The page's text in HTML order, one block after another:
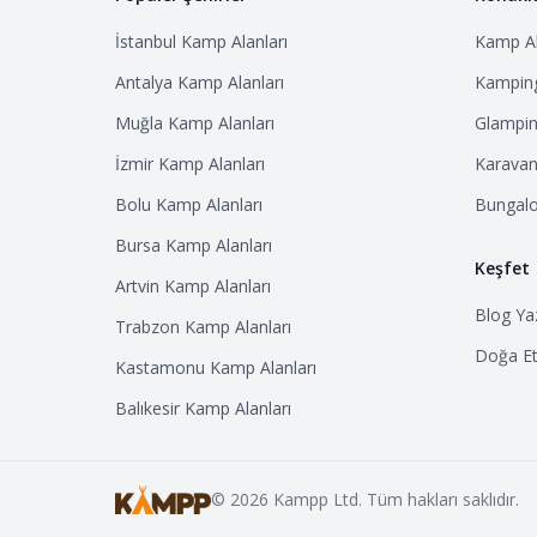
İstanbul Kamp Alanları
Antalya Kamp Alanları
Muğla Kamp Alanları
İzmir Kamp Alanları
Bolu Kamp Alanları
Bursa Kamp Alanları
Artvin Kamp Alanları
Trabzon Kamp Alanları
Kastamonu Kamp Alanları
Balıkesir Kamp Alanları
Kamp
Keşfet
Blog
Doğa
© 2026 Kampp Ltd. Tüm hakları saklıdır.